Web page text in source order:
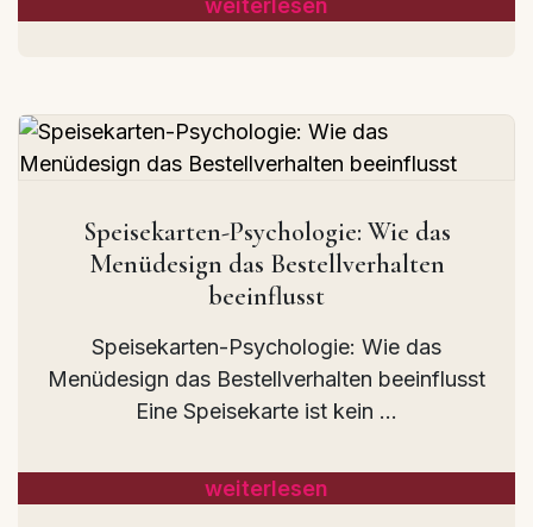
weiterlesen
Speisekarten-Psychologie: Wie das
Menüdesign das Bestellverhalten
beeinflusst
Speisekarten-Psychologie: Wie das
Menüdesign das Bestellverhalten beeinflusst
Eine Speisekarte ist kein ...
weiterlesen